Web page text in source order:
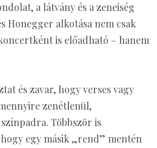
a látvány és a zeneiség
Honegger alkotása nem csak
is előadható – hanem
és zavar, hogy verses vagy
zenétlenül,
Többször is
egy másik „rend” mentén